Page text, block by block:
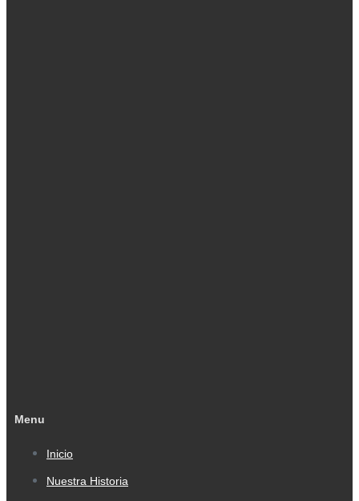
Menu
Inicio
Nuestra Historia